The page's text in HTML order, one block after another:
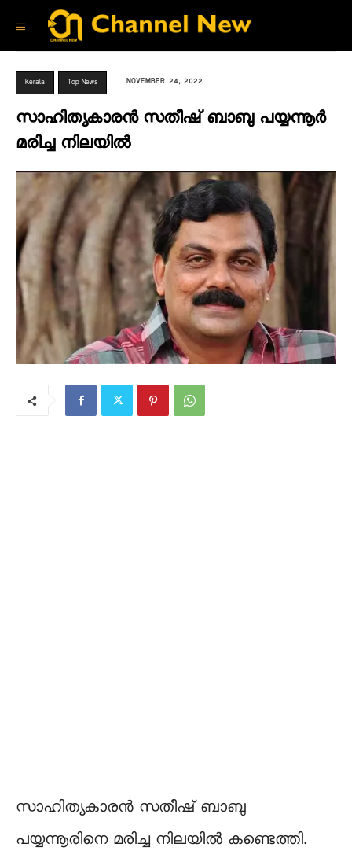
Kerala Top News NOVEMBER 24, 2022
സാഹിത്യകാരൻ സതീഷ് ബാബു പയ്യന്നൂർ
മരിച്ച നിലയിൽ
സാഹിത്യകാരൻ സതീഷ് ബാബു
പയ്യന്നൂരിനെ മരിച്ച നിലയിൽ കണ്ടെത്തി.